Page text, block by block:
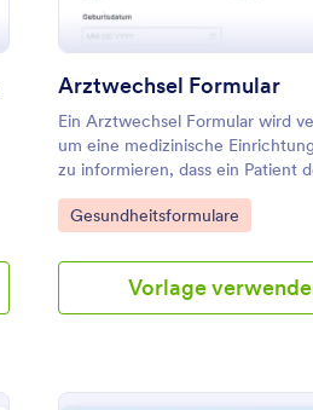
Arztwechsel Formular
Ein Arztwechsel Formular wird
um eine medizinische
zu informieren, dass ein Patient
wechselt.
Go to Category:
Gesundheitsformulare
Vorlage